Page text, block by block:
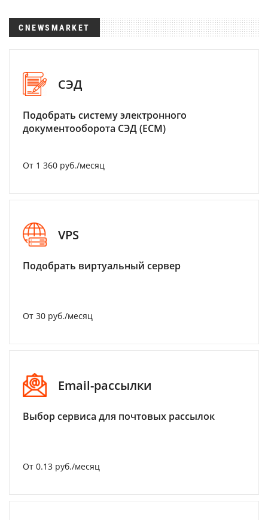
CNEWSMARKET
СЭД
Подобрать систему электронного
документооборота СЭД (ECM)
От 1 360 руб./месяц
VPS
Подобрать виртуальный сервер
От 30 руб./месяц
Email-рассылки
Выбор сервиса для почтовых рассылок
От 0.13 руб./месяц